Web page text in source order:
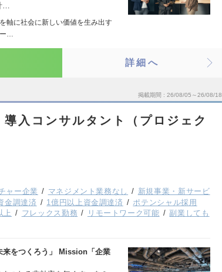
…
軸に社会に新しい価値を生み出す
ー…
詳細へ
掲載期間 26/08/05～26/08/18
導入コンサルタント（プロジェク
ャー企業 マネジメント業務なし
新規事業・新サービ
金調達済 1億円以上資金調達済
ポテンシャル採用
上 フレックス勤務 リモートワーク可能
副業しても
をつくろう」 Mission「企業